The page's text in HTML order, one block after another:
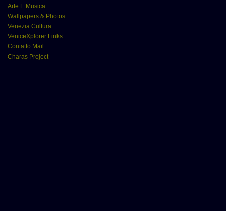
Arte E Musica
Wallpapers & Photos
Venezia Cultura
VeniceXplorer Links
Contatto Mail
Charas Project